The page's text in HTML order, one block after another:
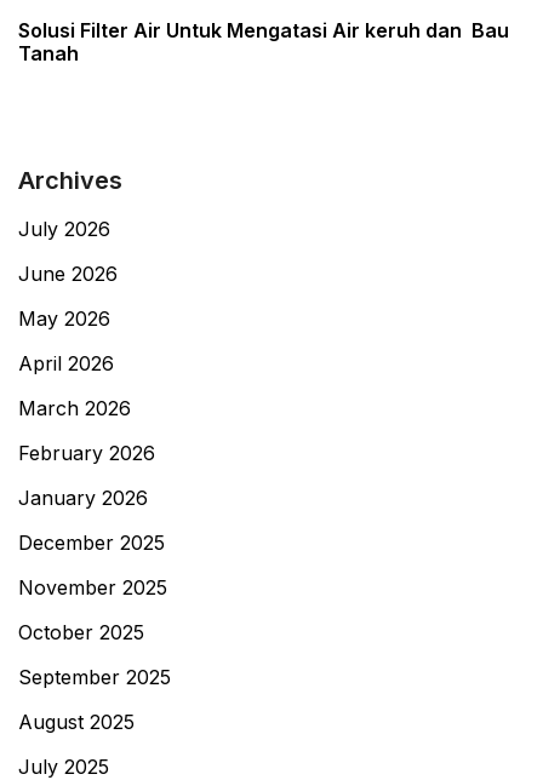
Post
Solusi Filter Air Untuk Mengatasi Air keruh dan Bau
Tanah
Archives
July 2026
June 2026
May 2026
April 2026
March 2026
February 2026
January 2026
December 2025
November 2025
October 2025
September 2025
August 2025
July 2025